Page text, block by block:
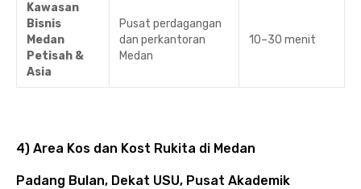
Kawasan
Bisnis
Medan
Petisah &
Asia
Pusat perdagangan
dan perkantoran
Medan
10–30 menit
4) Area Kos dan Kost Rukita di Medan
Padang Bulan, Dekat USU, Pusat Akademik